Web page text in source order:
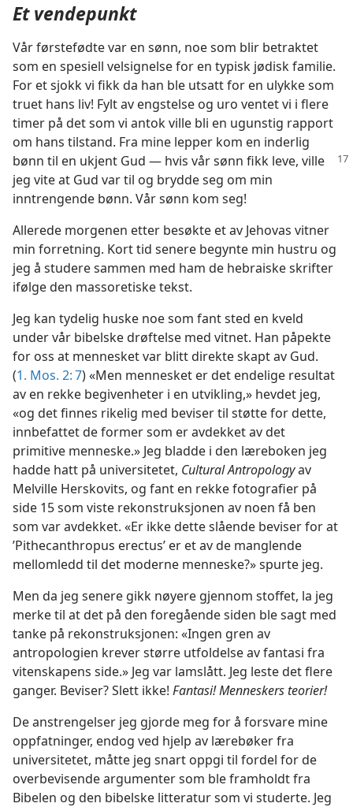
Et vendepunkt
Vår førstefødte var en sønn, noe som blir betraktet
som en spesiell velsignelse for en typisk jødisk familie.
For et sjokk vi fikk da han ble utsatt for en ulykke som
truet hans liv! Fylt av engstelse og uro ventet vi i flere
timer på det som vi antok ville bli en ugunstig rapport
om hans tilstand. Fra mine lepper kom en inderlig
bønn til en ukjent Gud — hvis vår sønn fikk leve, ville
jeg vite at Gud var til og brydde seg om min
inntrengende bønn. Vår sønn kom seg!
Allerede morgenen etter besøkte et av Jehovas vitner
min forretning. Kort tid senere begynte min hustru og
jeg å studere sammen med ham de hebraiske skrifter
ifølge den massoretiske tekst.
Jeg kan tydelig huske noe som fant sted en kveld
under vår bibelske drøftelse med vitnet. Han påpekte
for oss at mennesket var blitt direkte skapt av Gud.
(1. Mos. 2: 7) «Men mennesket er det endelige resultat
av en rekke begivenheter i en utvikling,» hevdet jeg,
«og det finnes rikelig med beviser til støtte for dette,
innbefattet de former som er avdekket av det
primitive menneske.» Jeg bladde i den læreboken jeg
hadde hatt på universitetet, Cultural Antropologyav
Melville Herskovits, og fant en rekke fotografier på
side 15 som viste rekonstruksjonen av noen få ben
som var avdekket. «Er ikke dette slående beviser for at
’Pithecanthropus erectus’ er et av de manglende
mellomledd til det moderne menneske?» spurte jeg.
Men da jeg senere gikk nøyere gjennom stoffet, la jeg
merke til at det på den foregående siden ble sagt med
tanke på rekonstruksjonen: «Ingen gren av
antropologien krever større utfoldelse av fantasi fra
vitenskapens side.» Jeg var lamslått. Jeg leste det flere
ganger. Beviser? Slett ikke! Fantasi! Menneskers teorier!
De anstrengelser jeg gjorde meg for å forsvare mine
oppfatninger, endog ved hjelp av lærebøker fra
universitetet, måtte jeg snart oppgi til fordel for de
overbevisende argumenter som ble framholdt fra
Bibelen og den bibelske litteratur som vi studerte. Jeg